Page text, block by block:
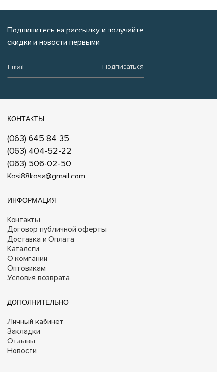
Подпишитесь на рассылку и получайте
скидки и новости первыми
Подписаться
КОНТАКТЫ
(063) 645 84 35
(063) 404-52-22
(063) 506-02-50
Kosi88kosa@gmail.com
ИНФОРМАЦИЯ
Контакты
Договор публичной оферты
Доставка и Оплата
Каталоги
О компании
Оптовикам
Условия возврата
ДОПОЛНИТЕЛЬНО
Личный кабинет
Закладки
Отзывы
Новости